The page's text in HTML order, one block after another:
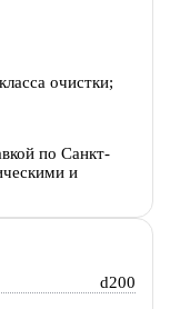
очистки;
по Санкт-
и
d200